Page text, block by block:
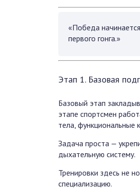
«Победа
первого гонга.»
Этап 1. Базовая
Базовый этап
этапе спортсмен
тела, функциональные
Задача проста —
дыхательную систему.
Тренировки здесь не
специализацию.